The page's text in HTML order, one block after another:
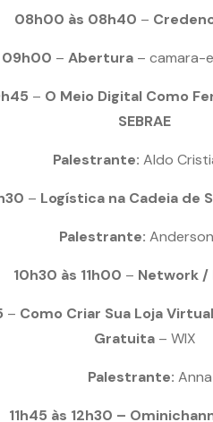
08h00 às 08h40 –
09h00 – Abertura– camara-
– O Meio Digital Como
SEBRAE
Aldo
– Logística na Cadeia de
Palestrante:
10h30 às 11h00 – Network /
– Como Criar Sua Loja
Gratuita– WIX
Palestrante:
11h45 às 12h30 –